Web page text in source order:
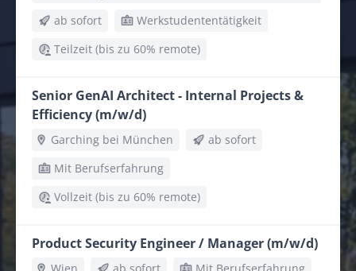
ab sofort
Werkstudententätigkeit
Teilzeit (bis zu 60% remote)
Senior GenAI Architect - Internal Projects &
Efficiency (m/w/d)
Garching bei München
ab sofort
Mit Berufserfahrung
Vollzeit (bis zu 60% remote)
Product Security Engineer / Manager (m/w/d)